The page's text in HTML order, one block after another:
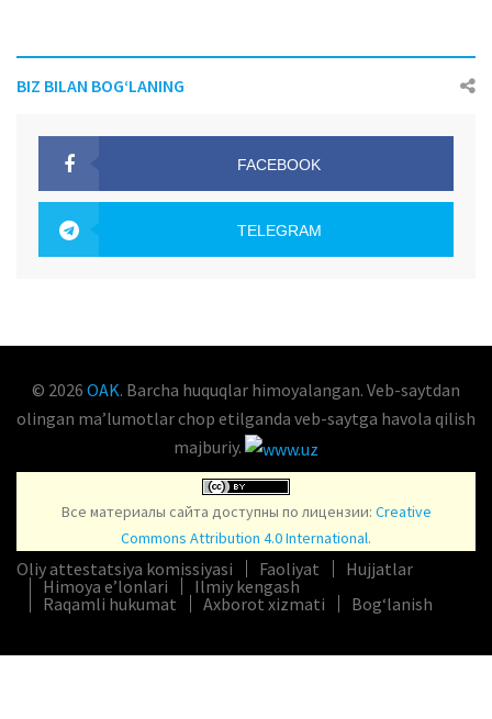
BIZ BILAN BOG‘LANING
FACEBOOK
TELEGRAM
© 2026 OAK. Barcha huquqlar himoyalangan. Veb-saytdan
olingan maʼlumotlar chop etilganda veb-saytga havola qilish
majburiy.
Все материалы сайта доступны по лицензии: Creative
Commons Attribution 4.0 International.
Oliy attestatsiya komissiyasi Faoliyat
Hujjatlar
Himoya e’lonlari
Ilmiy kengash
Raqamli hukumat
Axborot xizmati Bog‘lanish